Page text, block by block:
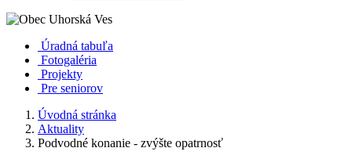
Úradná tabuľa
Fotogaléria
Projekty
Pre seniorov
Úvodná stránka
Aktuality
Podvodné konanie - zvýšte opatrnosť